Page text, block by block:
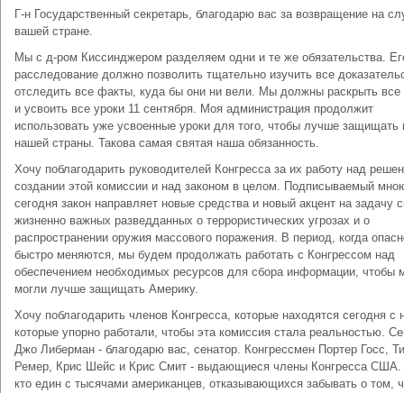
Г-н Государственный секретарь, благодарю вас за возвращение на
вашей стране.
Мы с д-ром Киссинджером разделяем одни и те же обязательства.
расследование должно позволить тщательно изучить все
отследить все факты, куда бы они ни вели. Мы должны раскрыть все
и усвоить все уроки 11 сентября. Моя администрация продолжит
использовать уже усвоенные уроки для того, чтобы лучше защищать
нашей страны. Такова самая святая наша обязанность.
Хочу поблагодарить руководителей Конгресса за их работу над
создании этой комиссии и над законом в целом. Подписываемый
сегодня закон направляет новые средства и новый акцент на задачу
жизненно важных разведданных о террористических угрозах и о
распространении оружия массового поражения. В период, когда
быстро меняются, мы будем продолжать работать с Конгрессом над
обеспечением необходимых ресурсов для сбора информации, чтобы
могли лучше защищать Америку.
Хочу поблагодарить членов Конгресса, которые находятся сегодня с
которые упорно работали, чтобы эта комиссия стала реальностью.
Джо Либерман - благодарю вас, сенатор. Конгрессмен Портер Госс,
Ремер, Крис Шейс и Крис Смит - выдающиеся члены Конгресса
кто един с тысячами американцев, отказывающихся забывать о том,